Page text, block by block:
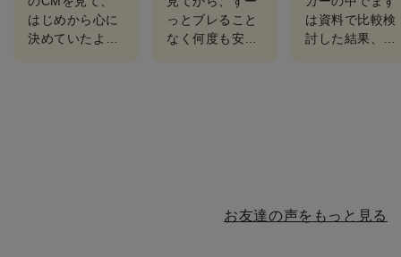
はじめから心に
決めていたよう
っとブレること
なく何度も安ピ
は資料で比較検
討した結果、フ
お友達の声をもっと見る